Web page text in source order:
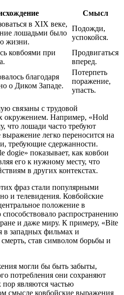
Смысл
в XIX веке,
лошадьми было
жизни.
Подожди,
успокойся.
ковбоями при
Продвигаться
вперед.
благодаря
о Диком Западе.
Потерпеть
поражение,
упасть.
связаны с трудовой
окружением. Например, «Hold
что лошади часто требуют
легко переносится на
требующие сдержанности.
dogie» показывает, как ковбои
его к нужному месту, что
в других контекстах.
фраз стали популярными
и телевидения. Ковбойские
положение в
способствовало распространению
и даже миру. К примеру, «Bite
в западных фильмах и
став символом борьбы и
могли бы быть забыты,
потребления они сохраняют
пор являются частью
смысле ковбойские выражения